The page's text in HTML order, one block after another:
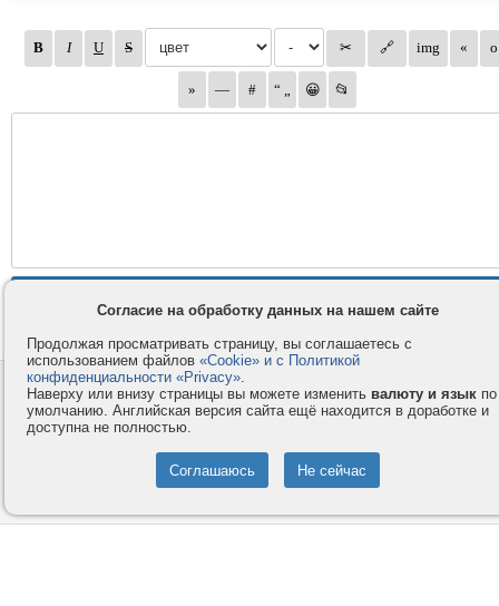
Контакты
Компания
Privacy и Cookie
Правила и условия
Форумы
Согласие на обработку данных на нашем сайте
Продолжая просматривать страницу, вы соглашаетесь с
использованием файлов «Cookie» и с Политикой
конфиденциальности «Privacy».
Наверху или внизу страницы вы можете изменить валюту и язык по
умолчанию. Английская версия сайта ещё находится в доработке и
доступна не полностью.